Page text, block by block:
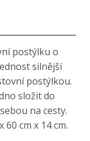
postýlku o
silnější
postýlkou.
složit do
na cesty.
cm x 14 cm.